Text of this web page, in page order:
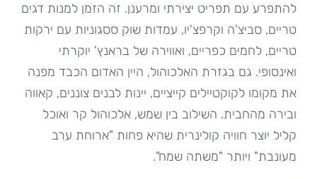
להתפרע עם תפריט יצירתי ומרענן. זה הזמן למנות דגים
טריים, סביצ'ה וקרפצ'יו, עמדות שוק ססגוניות עם ירקות
טריים, לחמים כפריים, ואווירה של בראנץ' יוקרתי
ואינסופי. גם בגזרת האלכוהול, היין האדום הכבד מפנה
את מקומו לקוקטיילים קייציים, יינות לבנים צוננים, קאווה
ובירה מהחבית. השילוב בין שמש, אלכוהול קר ואוכל
קליל יוצר חוויה קולינרית שהיא פחות "ארוחת ערב
מעונבת" ויותר "משתה שמח".